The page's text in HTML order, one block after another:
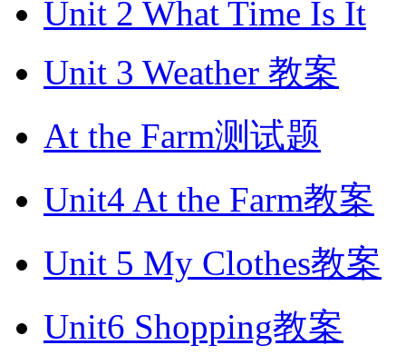
Unit 2 What Time Is It
Unit 3 Weather 教案
At the Farm测试题
Unit4 At the Farm教案
Unit 5 My Clothes教案
Unit6 Shopping教案